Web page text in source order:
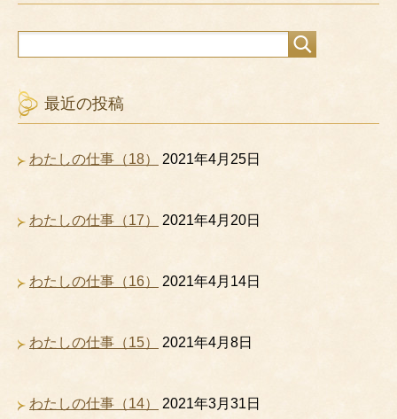
最近の投稿
わたしの仕事（18） 2021年4月25日
わたしの仕事（17） 2021年4月20日
わたしの仕事（16） 2021年4月14日
わたしの仕事（15） 2021年4月8日
わたしの仕事（14） 2021年3月31日